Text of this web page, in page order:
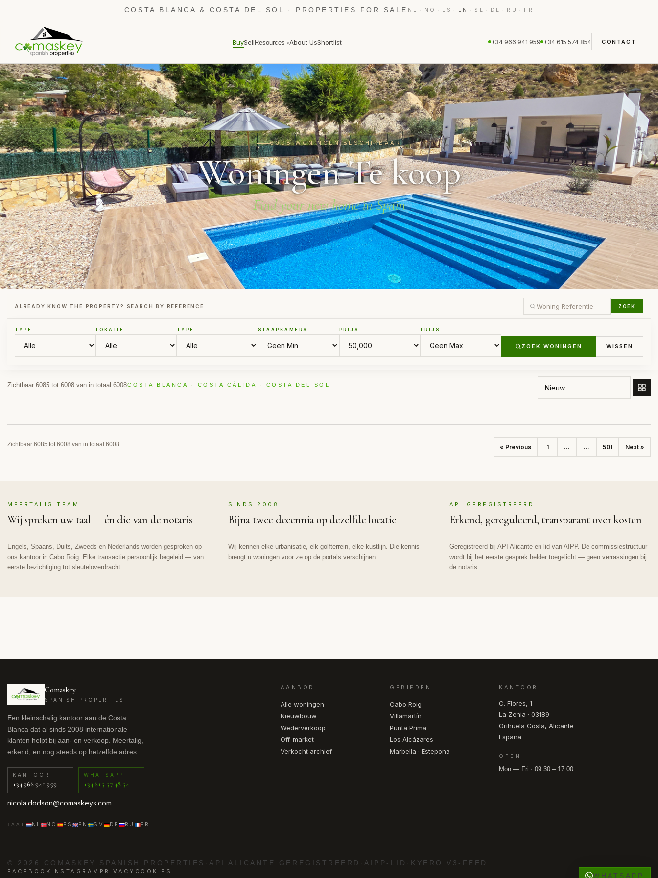
COSTA BLANCA & COSTA DEL SOL · PROPERTIES FOR SALE NL · NO · ES · EN · SE · DE · RU · FR
BuySellResources▾About UsShortlist +34 966 941 959 +34 615 574 854 CONTACT
6008 WONINGEN BESCHIKBAAR
Woningen Te koop
Find your new home in Spain
ALREADY KNOW THE PROPERTY? SEARCH BY REFERENCE ZOEK
TYPE LOKATIE TYPE SLAAPKAMERS PRIJS PRIJS
ZOEK WONINGEN WISSEN
Zichtbaar 6085 tot 6008 van in totaal 6008COSTA BLANCA · COSTA CÁLIDA · COSTA DEL SOL
SORTEER OP
Zichtbaar 6085 tot 6008 van in totaal 6008 « Previous 1 ... ... 501 Next »
MEERTALIG TEAM
Wij spreken uw taal — én die van de notaris
Engels, Spaans, Duits, Zweeds en Nederlands worden gesproken op
ons kantoor in Cabo Roig. Elke transactie persoonlijk begeleid — van
eerste bezichtiging tot sleuteloverdracht.
SINDS 2008
Bijna twee decennia op dezelfde locatie
Wij kennen elke urbanisatie, elk golfterrein, elke kustlijn. Die kennis
brengt u woningen voor ze op de portals verschijnen.
API GEREGISTREERD
Erkend, gereguleerd, transparant over kosten
Geregistreerd bij API Alicante en lid van AIPP. De commissiestructuur
wordt bij het eerste gesprek helder toegelicht — geen verrassingen bij
de notaris.
Comaskey
SPANISH PROPERTIES
Een kleinschalig kantoor aan de Costa
Blanca dat al sinds 2008 internationale
klanten helpt bij aan- en verkoop. Meertalig,
erkend, en nog steeds op hetzelfde adres.
KANTOOR
+34 966 941 959
WHATSAPP
+34 615 57 48 54
nicola.dodson@comaskeys.com
AANBOD
Alle woningen
Nieuwbouw
Wederverkoop
Off-market
Verkocht archief
GEBIEDEN
Cabo Roig
Villamartín
Punta Prima
Los Alcázares
Marbella · Estepona
KANTOOR
C. Flores, 1
La Zenia · 03189
Orihuela Costa, Alicante
España
OPEN
Mon — Fri · 09.30 – 17.00
TAAL NL NO ES EN SV DE RU FR
© 2026 COMASKEY SPANISH PROPERTIES API ALICANTE GEREGISTREERD AIPP-LID KYERO V3-FEED
FACEBOOK INSTAGRAM PRIVACY COOKIES
WHATSAPP